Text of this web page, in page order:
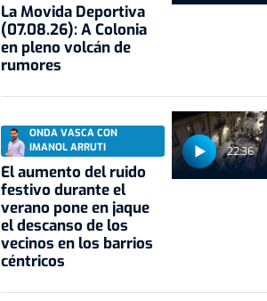
La Movida Deportiva
(07.08.26): A Colonia
en pleno volcán de
rumores
22:36
ONDA VASCA CON
IMANOL ARRUTI
El aumento del ruido
festivo durante el
verano pone en jaque
el descanso de los
vecinos en los barrios
céntricos